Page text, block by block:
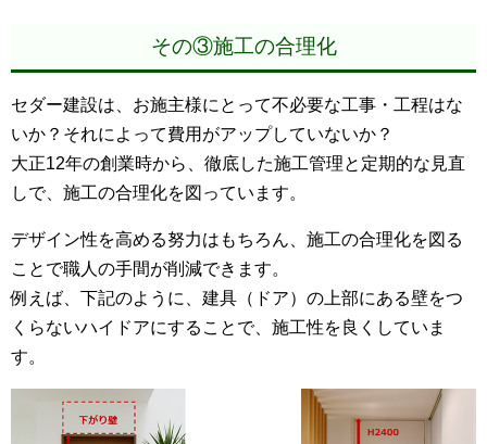
その③施工の合理化
セダー建設は、お施主様にとって不必要な工事・工程はな
いか？それによって費用がアップしていないか？
大正12年の創業時から、徹底した施工管理と定期的な見直
しで、施工の合理化を図っています。
デザイン性を高める努力はもちろん、施工の合理化を図る
ことで職人の手間が削減できます。
例えば、下記のように、建具（ドア）の上部にある壁をつ
くらないハイドアにすることで、施工性を良くしていま
す。